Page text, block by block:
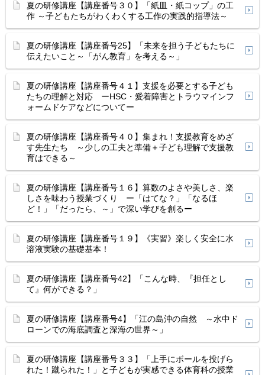
夏の研修講座【講座番号３０】「紙皿・紙コップ」の工
作 ～子どもたちがわくわくする工作の実践的指導法～
夏の研修講座【講座番号25】「未来を担う子どもたちに
伝えたいこと～「がん教育」を考える～」
夏の研修講座【講座番号４１】支援を必要とする子ども
たちの理解と対応 ーHSC・愛着障害とトラウマインフ
ォームドケアなどについてー
夏の研修講座【講座番号４０】集まれ！支援教育をめざ
す先生たち ～少しの工夫と準備＋子ども理解で支援教
育はできる～
夏の研修講座【講座番号１６】算数のよさや美しさ、楽
しさを味わう授業づくり ー「はてな？」「なるほ
ど！」「だったら、～」で深い学びを創るー
夏の研修講座【講座番号１９】《実習》楽しく安全に水
溶液実験の基礎基本！
夏の研修講座【講座番号42】「こんな時、『担任とし
て』何ができる？」
夏の研修講座【講座番号4】「江の島沖の自然 ～水中ド
ローンでの海底調査と深海の世界～」
夏の研修講座【講座番号３３】「上手にボールを投げら
れた！蹴られた！」と子どもが実感できる体育科の授業